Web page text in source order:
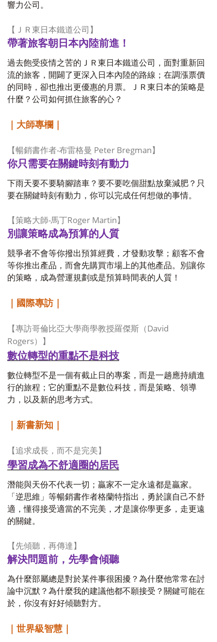
響力公司。
【ＪＲ東日本鐵道公司】
帶著旅客朝日本內陸前進！
過去飽受疫情之苦的ＪＲ東日本鐵道公司，面對重新回
流的旅客，開闢了更深入日本內陸的路線；在調漲票價
的同時，卻也推出更優惠的月票。ＪＲ東日本的策略是
什麼？公司如何抓住旅客的心？
｜大師專欄｜
【暢銷書作者-布雷格曼 Peter Bregman 】
你只需要在關鍵時刻有動力
下雨天要不要騎腳踏車？要不要吃個甜點放棄減肥？只
要在關鍵時刻有動力，你可以完成任何想做的事情。
【策略大師-馬丁Roger Martin 】
別讓策略成為預算的人質
競爭者不會等你撥出預算經費，才發動攻擊；顧客不會
等你推出產品，而會先購買市場上的其他產品。別讓你
的策略，成為營運規劃或是預算時間表的人質！
｜國際專訪｜
【專訪哥倫比亞大學商學教授羅傑斯（ David
Rogers）】
數位轉型的重點不是科技
數位轉型不是一個有截止日的專案，而是一趟應持續進
行的旅程；它的重點不是數位科技，而是策略、領導
力，以及新的思考方式。
｜新書新知｜
【追求成長，而不是完美】
學習成為不舒適圈的居民
潛能與天份不代表一切；贏家不一定永遠都是贏家。
「逆思維」等暢銷書作者格蘭特指出，勇於讓自己不舒
適，懂得接受適當的不完美，才是讓你學更多，走更遠
的關鍵。
【先傾聽，再傳達】
解決問題前，先學會傾聽
為什麼部屬總是對於某件事很困擾？為什麼他常常在討
論中沉默？為什麼我的建議他都不願接受？關鍵可能在
於，你沒有好好傾聽對方。
｜世界級智慧｜